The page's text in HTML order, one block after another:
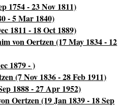
1754 - 23 Nov 1811)
- 5 Mar 1840)
1811 - 18 Oct 1889)
von Oertzen (17 May 1834 - 12
1879 - )
(7 Nov 1836 - 28 Feb 1911)
1888 - 27 Apr 1952)
Oertzen (19 Jan 1839 - 18 Sep